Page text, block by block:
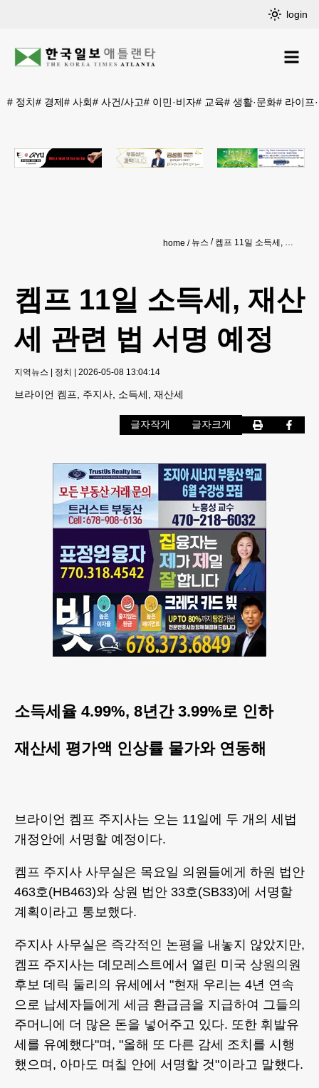
login
# 정치# 경제# 사회# 사건/사고# 이민·비자# 교육# 생활·문화# 라이프
home 뉴스 켐프 11일 소득세, 재산세 관련 법 서명 예정
켐프 11일 소득세, 재산
세 관련 법 서명 예정
지역뉴스 | 정치 | 2026-05-08 13:04:14
브라이언 켐프, 주지사, 소득세, 재산세
글자작게 글자크게
소득세율 4.99%, 8년간 3.99%로 인하
재산세 평가액 인상률 물가와 연동해
브라이언 켐프 주지사는 오는 11일에 두 개의 세법
개정안에 서명할 예정이다.
켐프 주지사 사무실은 목요일 의원들에게 하원 법안
463호(HB463)와 상원 법안 33호(SB33)에 서명할
계획이라고 통보했다.
주지사 사무실은 즉각적인 논평을 내놓지 않았지만,
켐프 주지사는 데모레스트에서 열린 미국 상원의원
후보 데릭 둘리의 유세에서 "현재 우리는 4년 연속
으로 납세자들에게 세금 환급금을 지급하여 그들의
주머니에 더 많은 돈을 넣어주고 있다. 또한 휘발유
세를 유예했다"며, "올해 또 다른 감세 조치를 시행
했으며, 아마도 며칠 안에 서명할 것"이라고 말했다.